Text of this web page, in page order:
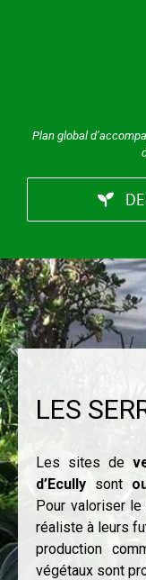
Plan global
LES
Les sites de
d’Ecully sont
Pour valoriser
réaliste à leurs
production
végétaux sont